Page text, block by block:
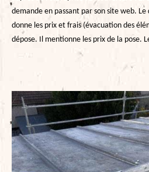
demande en passant par son site web. Le
donne les prix et frais (évacuation des
dépose. Il mentionne les prix de la pose.